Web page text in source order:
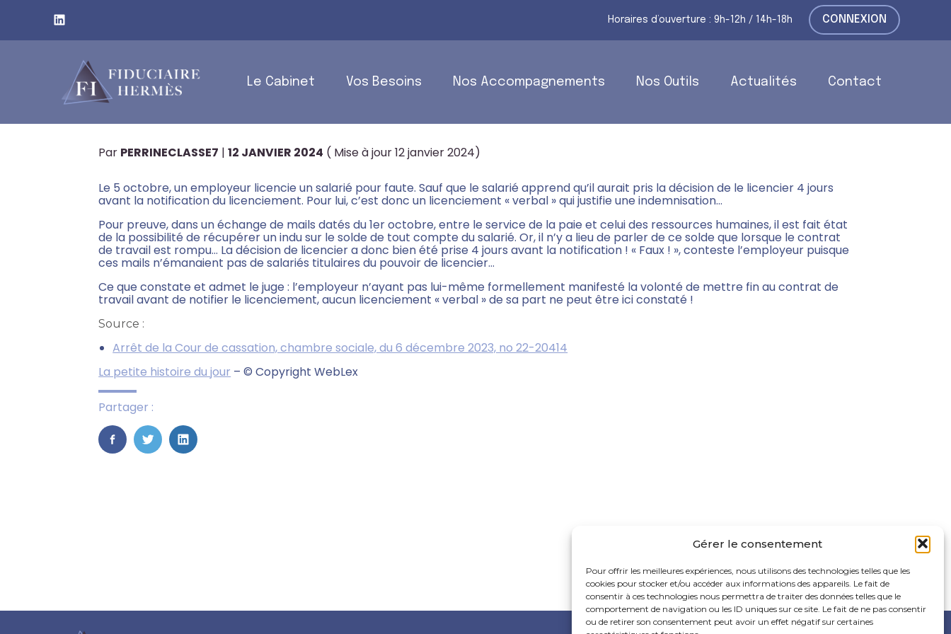
Gérer le consentement
Pour offrir les meilleures expériences, nous utilisons des technologies telles que les
cookies pour stocker et/ou accéder aux informations des appareils. Le fait de
consentir à ces technologies nous permettra de traiter des données telles que le
comportement de navigation ou les ID uniques sur ce site. Le fait de ne pas consentir
ou de retirer son consentement peut avoir un effet négatif sur certaines
Horaires d’ouverture : 9h-12h / 14h-18h CONNEXION
Aller
au
Le Cabinet Vos Besoins Nos Accompagnements Nos Outils Actualités Contact
C’EST L’HISTOIRE D’UN EMPLOYEUR À QUI ON REPROCHE UN LICENCIEMENT
« VERBAL »…
Par PERRINECLASSE7 |12 JANVIER 2024 ( Mise à jour 12 janvier 2024)
Le 5 octobre, un employeur licencie un salarié pour faute. Sauf que le salarié apprend qu’il aurait pris la décision de le licencier 4 jours
avant la notification du licenciement. Pour lui, c’est donc un licenciement « verbal » qui justifie une indemnisation…
Pour preuve, dans un échange de mails datés du 1er octobre, entre le service de la paie et celui des ressources humaines, il est fait état
de la possibilité de récupérer un indu sur le solde de tout compte du salarié. Or, il n’y a lieu de parler de ce solde que lorsque le contrat
de travail est rompu… La décision de licencier a donc bien été prise 4 jours avant la notification ! « Faux ! », conteste l’employeur puisque
ces mails n’émanaient pas de salariés titulaires du pouvoir de licencier…
Ce que constate et admet le juge : l’employeur n’ayant pas lui-même formellement manifesté la volonté de mettre fin au contrat de
travail avant de notifier le licenciement, aucun licenciement « verbal » de sa part ne peut être ici constaté !
Source :
Arrêt de la Cour de cassation, chambre sociale, du 6 décembre 2023, no 22-20414
La petite histoire du jour – © Copyright WebLex
Partager :
FaceBook
TwitterLinkedIn